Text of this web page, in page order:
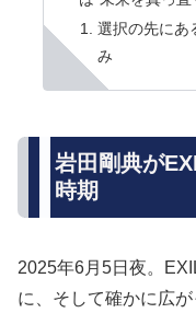
選択の先にあ
み
岩田剛典が
時期
2025年6月5日夜。
に、そして確かに広が